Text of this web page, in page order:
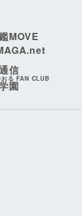
MOVE
信
る FAN CLUB
園